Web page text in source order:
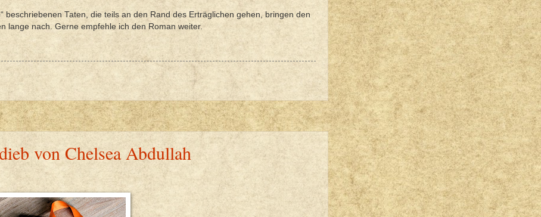
beschriebenen Taten, die teils an den Rand des Erträglichen gehen, bringen den
lange nach. Gerne empfehle ich den Roman weiter.
von Chelsea Abdullah